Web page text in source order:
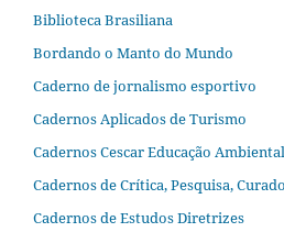
Biblioteca Brasiliana
Bordando o Manto do Mundo
Caderno de jornalismo esportivo
Cadernos Aplicados de Turismo
Cadernos Cescar Educação Ambiental
Cadernos de Crítica, Pesquisa,
Cadernos de Estudos Diretrizes